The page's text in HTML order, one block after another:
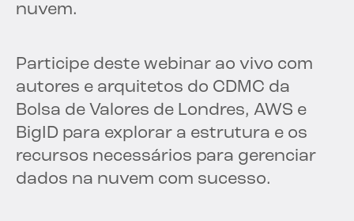
nuvem.
Participe deste webinar ao vivo com
autores e arquitetos do CDMC da
Bolsa de Valores de Londres, AWS e
BigID para explorar a estrutura e os
recursos necessários para gerenciar
dados na nuvem com sucesso.